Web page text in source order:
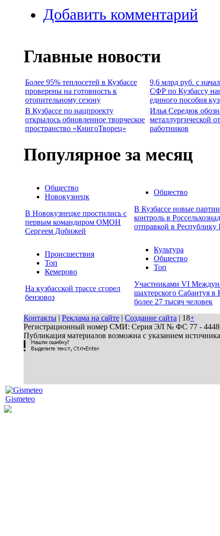
Добавить комментарий
Главные новости
Более 95% теплосетей в Кузбассе
проверены на готовность к
отопительному сезону
9,6 млрд руб. с
СФР по Кузбассу
единого пособия
В Кузбассе по нацпроекту
открылось обновленное творческое
пространство «КнигоТворец»
Илья Середюк
металлургической
работников
Популярное за месяц
Общество
Новокузнецк
В Новокузнецке простились с
первым командиром ОМОН
Сергеем Добижей
Общество
В Кузбассе новые
контроль в
отправкой в Республику
Происшествия
Топ
Кемерово
На кузбасской трассе сгорел
бензовоз
Культура
Общество
Топ
Участниками VI
шахтерского Сабантуя в
более 27 тысяч человек
Контакты | Реклама на сайте | Создание сайта | 18+
Регистрационный номер СМИ: Серия ЭЛ № ФС 77 - 44486
Публикация материалов возможна с указанием
Gismeteo